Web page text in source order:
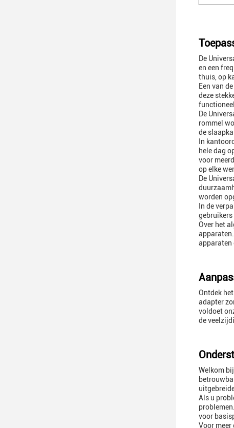
De
en een
thuis, op
Een van
deze
De
rommel
de
In
hele dag
voor
op elke
De
worden
In de
gebruikers
Over het
apparaten
Ontdek
adapter
voldoet
de
Welkom
Als u
voor
Voor